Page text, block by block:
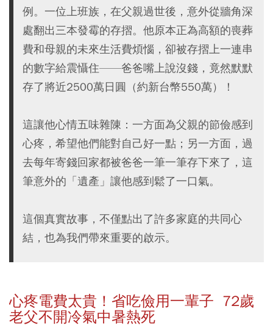
例。一位上班族，在父親過世後，意外從牆角深
處翻出三本發霉的存摺。他原本正為高額的喪葬
費和母親的未來生活費煩惱，卻被存摺上一連串
的數字給震懾住——爸爸嘴上說沒錢，竟然默默
存了將近2500萬日圓（約新台幣550萬）！
這讓他心情五味雜陳：一方面為父親的節儉感到
心疼，希望他們能對自己好一點；另一方面，過
去每年寄錢回家都被爸爸一筆一筆存下來了，這
筆意外的「遺產」讓他感到鬆了一口氣。
這個真實故事，不僅點出了許多家庭的共同心
結，也為我們帶來重要的啟示。
心疼電費太貴！省吃儉用一輩子 72歲
老父不開冷氣中暑熱死